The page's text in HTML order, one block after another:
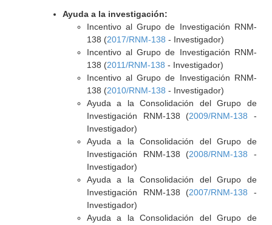
Ayuda a la investigación:
Incentivo al Grupo de Investigación RNM-
138 (2017/RNM-138 - Investigador)
Incentivo al Grupo de Investigación RNM-
138 (2011/RNM-138 - Investigador)
Incentivo al Grupo de Investigación RNM-
138 (2010/RNM-138 - Investigador)
Ayuda a la Consolidación del Grupo de
Investigación RNM-138 (2009/RNM-138 -
Investigador)
Ayuda a la Consolidación del Grupo de
Investigación RNM-138 (2008/RNM-138 -
Investigador)
Ayuda a la Consolidación del Grupo de
Investigación RNM-138 (2007/RNM-138 -
Investigador)
Ayuda a la Consolidación del Grupo de